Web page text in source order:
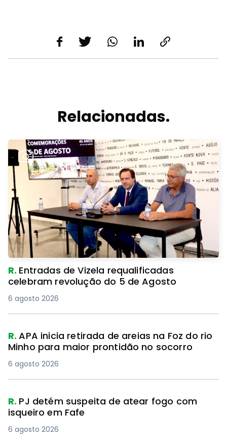
Relacionadas.
R. Entradas de Vizela requalificadas
celebram revolução do 5 de Agosto
6 agosto 2026
R.APA inicia retirada de areias na Foz do rio
Minho para maior prontidão no socorro
6 agosto 2026
R. PJ detém suspeita de atear fogo com
isqueiro em Fafe
6 agosto 2026